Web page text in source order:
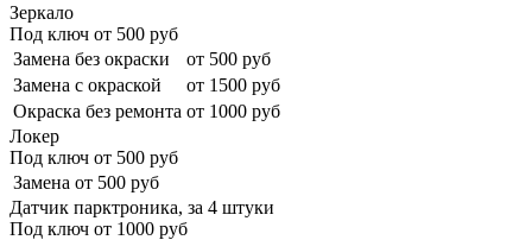
Зеркало
Под ключ от 500 руб
Замена без окраски
от 500 руб
Замена с окраской
от 1500 руб
Окраска без ремонта от 1000 руб
Локер
Под ключ от 500 руб
Замена от 500 руб
Датчик парктроника, за 4 штуки
Под ключ от 1000 руб